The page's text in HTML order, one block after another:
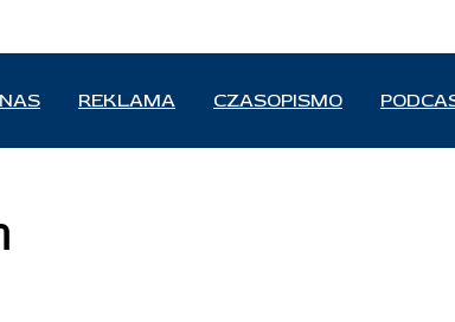
REKLAMA CZASOPISMO